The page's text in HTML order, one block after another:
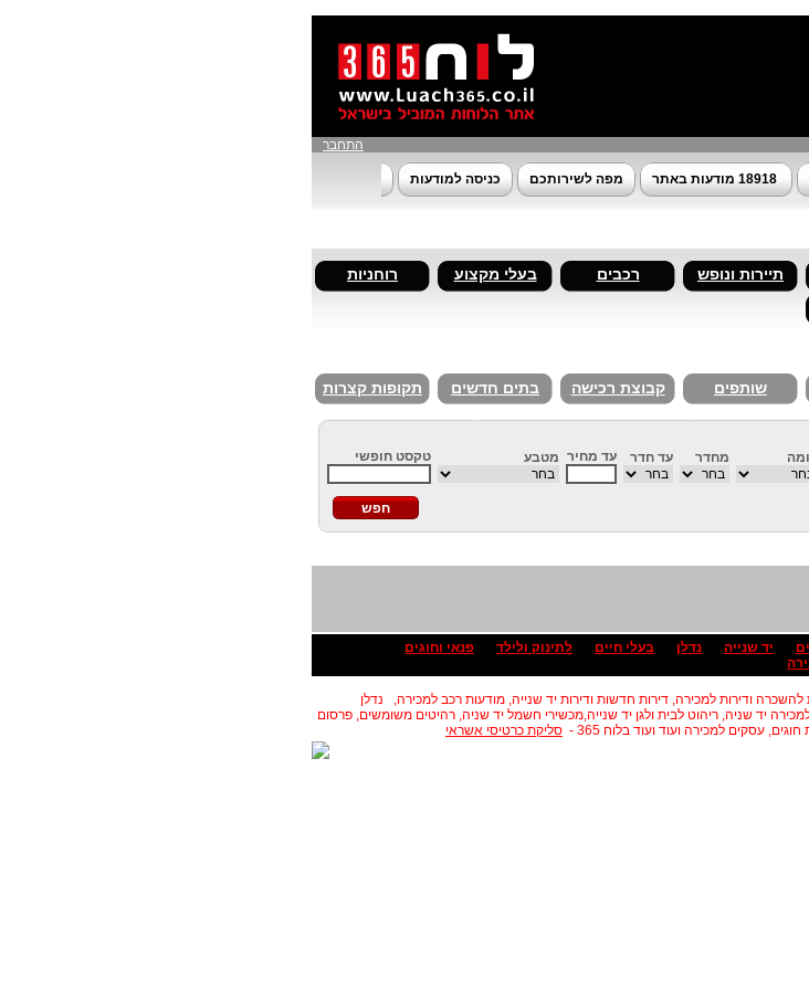
התחבר
מפה לשירותכם כניסה למודעות
תיירות ונופש רכבים בעלי מקצוע
רוחניות
שותפים קבוצת רכישה בתים חדשים תקופות קצרות
מחדר עד חדר עד מחיר מטבע טקסט חופשי
יד שנייה נדלן בעלי חיים לתינוק ולילד
פנאי וחוגים
ודירות למכירה, דירות חדשות ודירות יד שנייה, מודעות רכב למכירה, נדלן
יד שניה, ריהוט לבית ולגן יד שנייה,מכשירי חשמל יד שניה, רהיטים משומשים, פרסום
עסקים למכירה ועוד ועוד בלוח 365 -
סליקת כרטיסי אשראי